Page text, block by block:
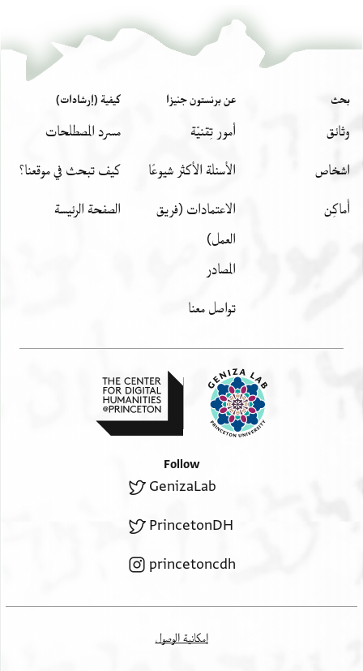
بحث
وثائق
اشخاص
أَماكِن
عن برنستون جنيزا
أمور تِقنيّة
الأسئلة الأكثر شيوعًا
الاعتمادات (فريق
العمل)
المصادر
تواصل معنا
كيفية (إرشادات)
مسرد المصطلحات
كيف تبحث في موقعنا؟
الصفحة الرئيسة
Follow
GenizaLab
PrincetonDH
princetoncdh
إمكانية الوصول